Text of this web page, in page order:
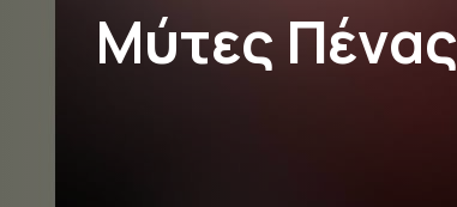
Μύτες Πένας